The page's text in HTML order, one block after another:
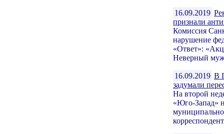
16.09.2019
признали
Комиссия
нарушение
«Ответ»:
Неверный
16.09.2019 В
задумали
На второй
«Юго-Запад»